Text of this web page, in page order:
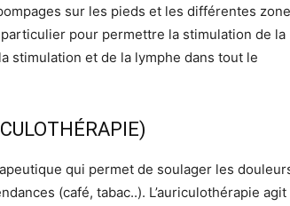
sur les pieds et les différentes
pour permettre la stimulation de la
stimulation et de la lymphe dans tout le
qui permet de soulager les
(café, tabac..). L’auriculothérapie agit